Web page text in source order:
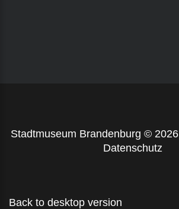
Stadtmuseum Brandenburg © 2026
Datenschutz
Back to desktop version